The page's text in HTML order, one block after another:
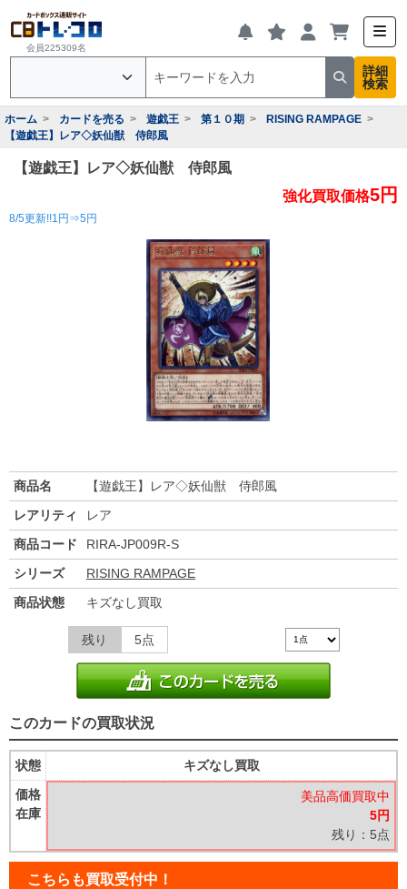
会員225309名
詳細
検索
ホーム カードを売る 遊戯王 第１０期
RISING RAMPAGE
【遊戯王】レア◇妖仙獣 侍郎風
【遊戯王】レア◇妖仙獣 侍郎風
8/5更新!!1円⇒5円
強化買取価格5円
商品名
【遊戯王】レア◇妖仙獣 侍郎風
レアリティ
レア
商品コード
RIRA-JP009R-S
シリーズ
RISING RAMPAGE
商品状態
キズなし買取
残り 5点
このカードの買取状況
状態
価格
在庫
キズなし買取
美品高価買取中
5円
残り：5点
こちらも買取受付中！